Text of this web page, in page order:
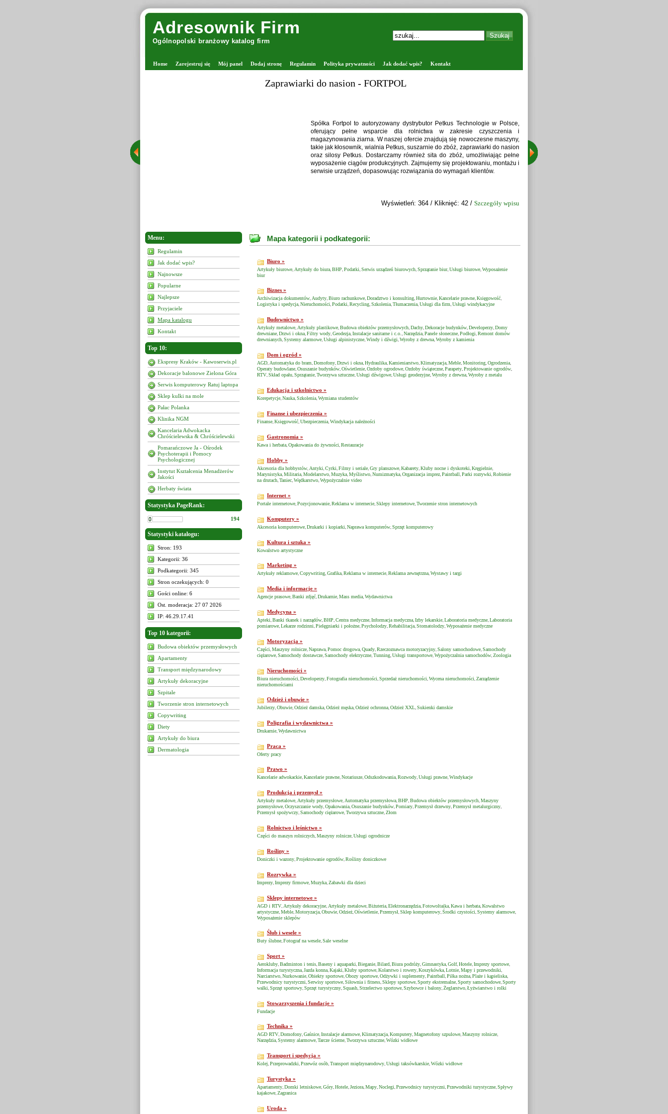
Adresownik Firm
Ogólnopolski branżowy katalog firm
Home Zarejestruj się Mój panel Dodaj stronę Regulamin Polityka prywatności Jak dodać wpis? Kontakt
Zaprawiarki do nasion - FORTPOL
Spółka Fortpol to autoryzowany dystrybutor Petkus Technologie w Polsce,
oferujący pełne wsparcie dla rolnictwa w zakresie czyszczenia i
magazynowania ziarna. W naszej ofercie znajdują się nowoczesne maszyny,
takie jak kłosownik, wialnia Petkus, suszarnie do zbóż, zaprawiarki do nasion
oraz silosy Petkus. Dostarczamy również sita do zbóż, umożliwiając pełne
wyposażenie ciągów produkcyjnych. Zajmujemy się projektowaniu, montażu i
serwisie urządzeń, dopasowując rozwiązania do wymagań klientów.
Wyświetleń: 364 / Kliknięć: 42 / Szczegóły wpisu
Menu:
Regulamin
Jak dodać wpis?
Najnowsze
Popularne
Najlepsze
Przyjaciele
Mapa katalogu
Kontakt
Top 10:
Ekspresy Kraków - Kawoserwis.pl
Dekoracje balonowe Zielona Góra
Serwis komputerowy Ratuj laptopa
Sklep kulki na mole
Pałac Polanka
Klinika NGM
Kancelaria Adwokacka
Chróścielewska & Chróścielewski
Pomarańczowe Ja - Ośrodek
Psychoterapii i Pomocy
Psychologicznej
Instytut Kształcenia Menadżerów
Jakości
Herbaty świata
Statystyka PageRank:
194
Statystyki katalogu:
Stron: 193
Kategorii: 36
Podkategorii: 345
Stron oczekujących: 0
Gości online: 6
Ost. moderacja: 27 07 2026
IP: 46.29.17.41
Top 10 kategorii:
Budowa obiektów przemysłowych
Apartamenty
Transport międzynarodowy
Artykuły dekoracyjne
Szpitale
Tworzenie stron internetowych
Copywriting
Diety
Artykuły do biura
Dermatologia
Mapa kategorii i podkategorii:
Biuro »
Artykuły biurowe, Artykuły do biura, BHP, Podatki, Serwis urządzeń biurowych, Sprzątanie biur, Usługi biurowe, Wyposażenie
biur
Biznes »
Archiwizacja dokumentów, Audyty, Biuro rachunkowe, Doradztwo i konsulting, Hurtownie, Kancelarie prawne, Księgowość,
Logistyka i spedycja, Nieruchomości, Podatki, Recycling, Szkolenia, Tłumaczenia, Usługi dla firm, Usługi windykacyjne
Budownictwo »
Artykuły metalowe, Artykuły plastikowe, Budowa obiektów przemysłowych, Dachy, Dekoracje budynków, Developerzy, Domy
drewniane, Drzwi i okna, Filtry wody, Geodezja, Instalacje sanitarne i c.o. , Narzędzia, Panele słoneczne, Podłogi, Remont domów
drewnianych, Systemy alarmowe, Usługi alpinistyczne, Windy i dźwigi, Wyroby z drewna, Wyroby z kamienia
Dom i ogród »
AGD, Automatyka do bram, Domofony, Drzwi i okna, Hydraulika, Kamieniarstwo, Klimatyzacja, Meble, Monitoring, Ogrodzenia,
Operaty budowlane, Osuszanie budynków, Oświetlenie, Ozdoby ogrodowe, Ozdoby świąteczne, Parapety, Projektowanie ogrodów,
RTV, Skład opału, Sprzątanie, Tworzywa sztuczne, Usługi dźwigowe, Usługi geodezyjne, Wyroby z drewna, Wyroby z metalu
Edukacja i szkolnictwo »
Korepetycje, Nauka, Szkolenia, Wymiana studentów
Finanse i ubezpieczenia »
Finanse, Księgowość, Ubezpieczenia, Windykacja należności
Gastronomia »
Kawa i herbata, Opakowania do żywności, Restauracje
Hobby »
Akcesoria dla hobbystów, Antyki, Cyrki, Filmy i seriale, Gry planszowe, Kabarety, Kluby nocne i dyskoteki, Kręgielnie,
Marynistyka, Militaria, Modelarstwo, Muzyka, Myślistwo, Numizmatyka, Organizacja imprez, Paintball, Parki rozrywki, Robienie
na drutach, Taniec, Wędkarstwo, Wypożyczalnie video
Internet »
Portale internetowe, Pozycjonowanie, Reklama w internecie, Sklepy internetowe, Tworzenie stron internetowych
Komputery »
Akcesoria komputerowe, Drukarki i kopiarki, Naprawa komputerów, Sprzęt komputerowy
Kultura i sztuka »
Kowalstwo artystyczne
Marketing »
Artykuły reklamowe, Copywriting, Grafika, Reklama w internecie, Reklama zewnętrzna, Wystawy i targi
Media i informacje »
Agencje prasowe, Banki zdjęć, Drukarnie, Mass media, Wydawnictwa
Medycyna »
Apteki, Banki tkanek i narządów, BHP, Centra medyczne, Informacja medyczna, Izby lekarskie, Laboratoria medyczne, Laboratoria
pomiarowe, Lekarze rodzinni, Pielęgniarki i położne, Psycholodzy, Rehabilitacja, Stomatolodzy, Wyposażenie medyczne
Motoryzacja »
Części, Maszyny rolnicze, Naprawa, Pomoc drogowa, Quady, Rzeczoznawca motoryzacyjny, Salony samochodowe, Samochody
ciężarowe, Samochody dostawcze, Samochody elektryczne, Tunning, Usługi transportowe, Wypożyczalnia samochodów, Zoologia
Nieruchomości »
Biura nieruchomości, Developerzy, Fotografia nieruchomości, Sprzedaż nieruchomości, Wycena nieruchomości, Zarządzenie
nieruchomościami
Odzież i obuwie »
Jubilerzy, Obuwie, Odzież damska, Odzież męska, Odzież ochronna, Odzież XXL, Sukienki damskie
Poligrafia i wydawnictwa »
Drukarnie, Wydawnictwa
Praca »
Oferty pracy
Prawo »
Kancelarie adwokackie, Kancelarie prawne, Notariusze, Odszkodowania, Rozwody, Usługi prawne, Windykacje
Produkcja i przemysł »
Artykuły metalowe, Artykuły przemysłowe, Automatyka przemysłowa, BHP, Budowa obiektów przemysłowych, Maszyny
przemysłowe, Oczyszczanie wody, Opakowania, Osuszanie budynków, Pomiary, Przemysł drzewny, Przemysł metalurgiczny,
Przemysł spożywczy, Samochody ciężarowe, Tworzywa sztuczne, Złom
Rolnictwo i leśnictwo »
Części do maszyn rolniczych, Maszyny rolnicze, Usługi ogrodnicze
Rośliny »
Doniczki i wazony, Projektowanie ogrodów, Rośliny doniczkowe
Rozrywka »
Imprezy, Imprezy firmowe, Muzyka, Zabawki dla dzieci
Sklepy internetowe »
AGD i RTV, Artykuły dekoracyjne, Artykuły metalowe, Biżuteria, Elektronarzędzia, Fotowoltaika, Kawa i herbata, Kowalstwo
artystyczne, Meble, Motoryzacja, Obuwie, Odzież, Oświetlenie, Przemysł, Sklep komputerowy, Środki czystości, Systemy alarmowe,
Wyposażenie sklepów
Ślub i wesele »
Buty ślubne, Fotograf na wesele, Sale weselne
Sport »
Aerokluby, Badminton i tenis, Baseny i aquaparki, Bieganie, Bilard, Biura podróży, Gimnastyka, Golf, Hotele, Imprezy sportowe,
Informacja turystyczna, Jazda konna, Kajaki, Kluby sportowe, Kolarstwo i rowery, Koszykówka, Lotnie, Mapy i przewodniki,
Narciarstwo, Nurkowanie, Obiekty sportowe, Obozy sportowe, Odżywki i suplementy, Paintball, Piłka nożna, Plaże i kąpieliska,
Przewodnicy turystyczni, Serwisy sportowe, Siłownia i fitness, Sklepy sportowe, Sporty ekstremalne, Sporty samochodowe, Sporty
walki, Sprzęt sportowy, Sprzęt turystyczny, Squash, Strzelectwo sportowe, Szybowce i balony, Żeglarstwo, Łyżwiarstwo i rolki
Stowarzyszenia i fundacje »
Fundacje
Technika »
AGD RTV, Domofony, Gaśnice, Instalacje alarmowe, Klimatyzacja, Komputery, Magnetofony szpulowe, Maszyny rolnicze,
Narzędzia, Systemy alarmowe, Tarcze ścierne, Tworzywa sztuczne, Wózki widłowe
Transport i spedycja »
Kolej, Przeprowadzki, Przewóz osób, Transport międzynarodowy, Usługi taksówkarskie, Wózki widłowe
Turystyka »
Apartamenty, Domki letniskowe, Góry, Hotele, Jeziora, Mapy, Noclegi, Przewodnicy turystyczni, Przewodniki turystyczne, Spływy
kajakowe, Zagranica
Uroda »